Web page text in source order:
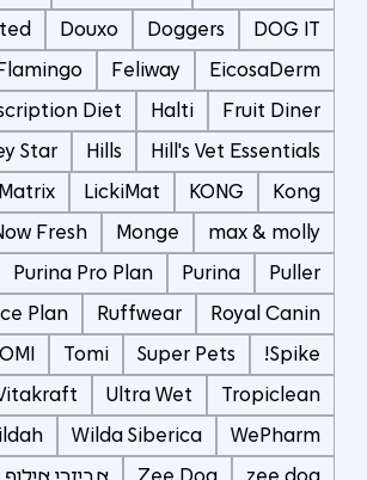
DOG IT
Doggers
Douxo
EicosaDerm
Feliway
Flamingo
Fruit Diner
Halti
Diet
Hill's Vet Essentials
Hills
Star
Kong
KONG
LickiMat
Matrix
max & molly
Monge
Fresh
Puller
Purina
Purina Pro Plan
Royal Canin
Ruffwear
Plan
Spike!
Super Pets
Tomi
Tropiclean
Ultra Wet
WePharm
Wilda Siberica
zee dog
Zee.Dog אביזרי אילוף